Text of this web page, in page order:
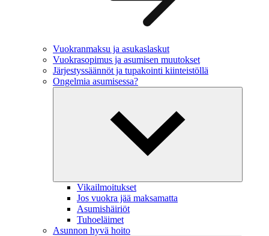
Vuokranmaksu ja asukaslaskut
Vuokrasopimus ja asumisen muutokset
Järjestyssäännöt ja tupakointi kiinteistöllä
Ongelmia asumisessa?
Vikailmoitukset
Jos vuokra jää maksamatta
Asumishäiriöt
Tuhoeläimet
Asunnon hyvä hoito